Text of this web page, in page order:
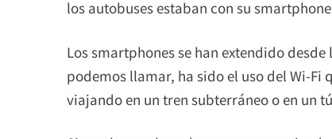
los autobuses estaban con su
Los smartphones se han extendido
podemos llamar, ha sido el uso del Wi-
viajando en un tren subterráneo o en un